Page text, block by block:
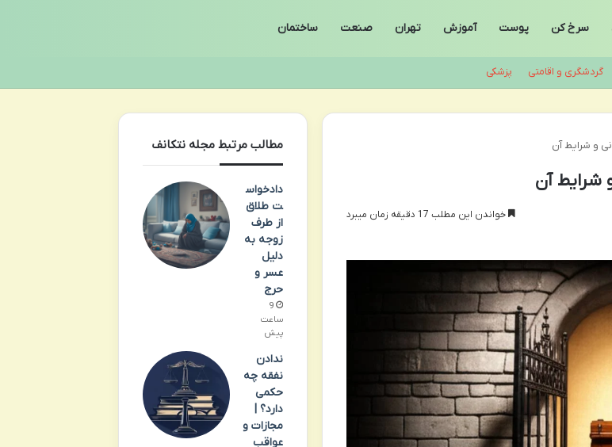
سرخ کن پوست آموزش تهران صنعت ساختمان
گردشگری و اقامتی پزشکی
و شرایط آن
شرایط آن
خواندن این مطلب 17 دقیقه زمان میبرد
مطالب مرتبط مجله نتکانف
دادخواس
ت طلاق
از طرف
زوجه به
دلیل
عسر و
حرج
9
ساعت
پیش
ندادن
نفقه چه
حکمی
دارد؟ |
مجازات و
عواقب